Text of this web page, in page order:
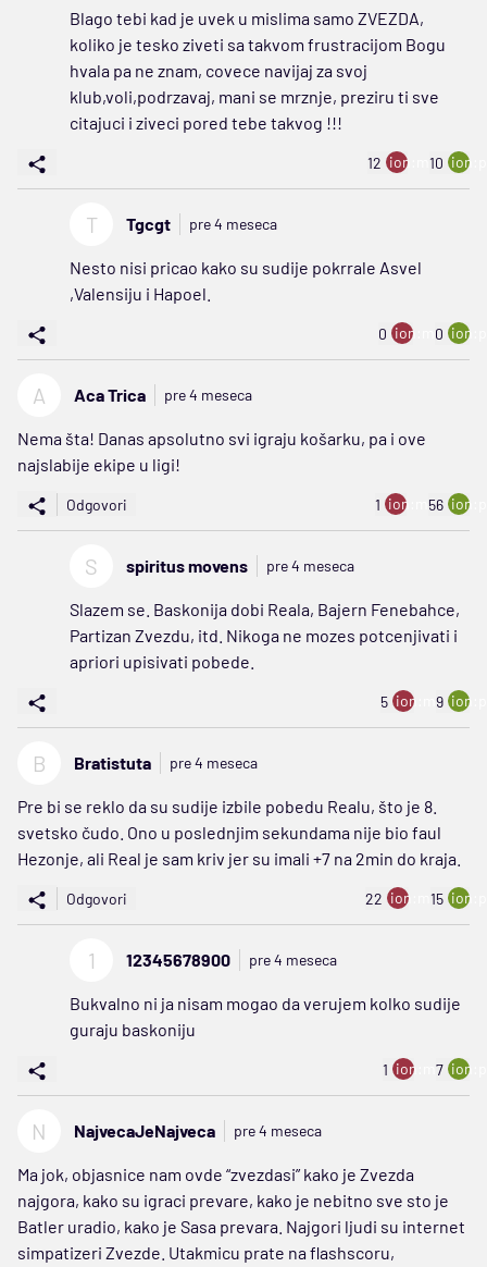
Blago tebi kad je uvek u mislima samo ZVEZDA,
koliko je tesko ziveti sa takvom frustracijom Bogu
hvala pa ne znam, covece navijaj za svoj
klub,voli,podrzavaj, mani se mrznje, preziru ti sve
citajuci i ziveci pored tebe takvog !!!
12 ion:minus
10
T Tgcgt pre 4 meseca
Nesto nisi pricao kako su sudije pokrrale Asvel
,Valensiju i Hapoel.
0 ion:minus
0
A Aca Trica pre 4 meseca
Nema šta! Danas apsolutno svi igraju košarku, pa i ove
najslabije ekipe u ligi!
Odgovori 1 ion:minus
56
S spiritus movens pre 4 meseca
Slazem se. Baskonija dobi Reala, Bajern Fenebahce,
Partizan Zvezdu, itd. Nikoga ne mozes potcenjivati i
apriori upisivati pobede.
5 ion:minus
9
B Bratistuta pre 4 meseca
Pre bi se reklo da su sudije izbile pobedu Realu, što je 8.
svetsko čudo. Ono u poslednjim sekundama nije bio faul
Hezonje, ali Real je sam kriv jer su imali +7 na 2min do kraja.
Odgovori 22 ion:minus
15
1 12345678900 pre 4 meseca
Bukvalno ni ja nisam mogao da verujem kolko sudije
guraju baskoniju
1 ion:minus
7
N NajvecaJeNajveca pre 4 meseca
Ma jok, objasnice nam ovde “zvezdasi” kako je Zvezda
najgora, kako su igraci prevare, kako je nebitno sve sto je
Batler uradio, kako je Sasa prevara. Najgori ljudi su internet
simpatizeri Zvezde. Utakmicu prate na flashscoru,